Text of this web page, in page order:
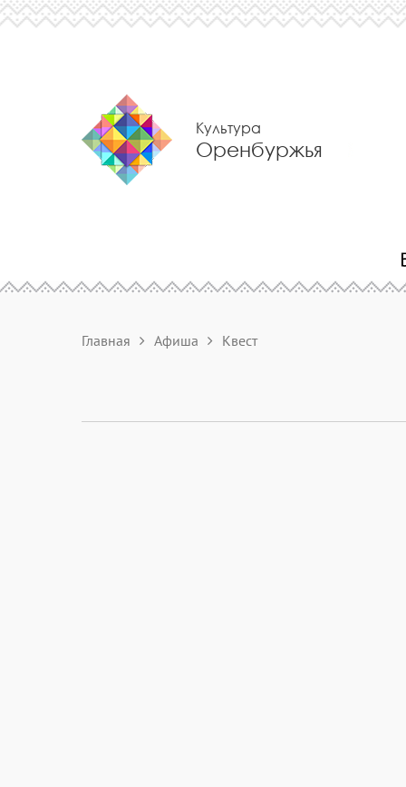
Культура
Оренбуржья
Главная Афиша Квест